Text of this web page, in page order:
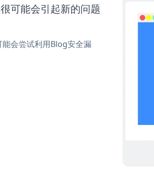
可能会引起新的问题
会尝试利用Blog安全漏